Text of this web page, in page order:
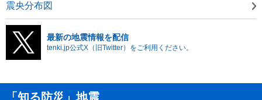
震央分布図
最新の地震情報を配信
tenki.jp公式X（旧Twitter）をご利用ください。
「知る防災」地震